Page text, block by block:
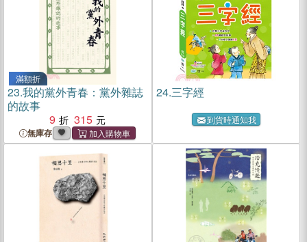
滿額折
23.我的黨外青春：黨外雜誌
的故事
9
315
無庫存
24.三字經
到貨時通知我